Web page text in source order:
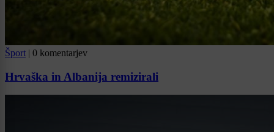
Šport | 0 komentarjev
Hrvaška in Albanija remizirali